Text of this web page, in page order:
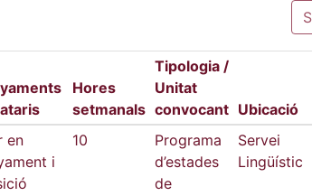
Hores
setmanals
Tipologia /
Unitat
convocant Ubicació
en
i
10
Programa
d’estades
de
Servei
Lingüístic